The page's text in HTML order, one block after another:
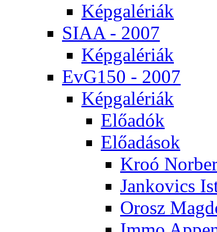
Kép­ga­lé­ri­ák
SI­AA - 2007
Kép­ga­lé­ri­ák
EvG150 - 2007
Kép­ga­lé­ri­ák
Elő­adók
Elő­adá­sok
Kroó
Jan­ko­vics
Orosz